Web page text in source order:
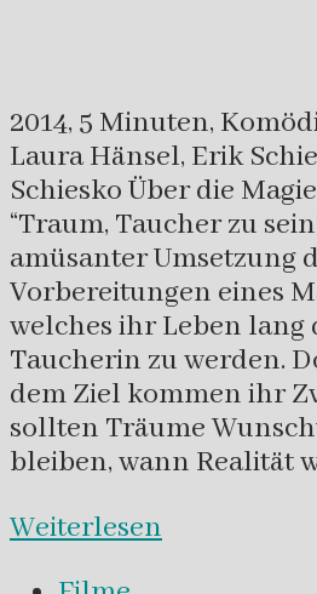
2014, 5 Minuten,
Laura Hänsel, Erik
Schiesko Über die
“Traum, Taucher zu
amüsanter Umsetzung
Vorbereitungen eines
welches ihr Leben lang
Taucherin zu werden.
dem Ziel kommen ihr
sollten Träume
bleiben, wann Realität
Weiterlesen